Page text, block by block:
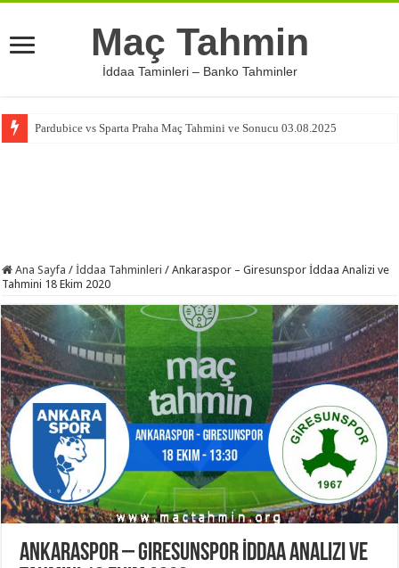
Maç Tahmin
İddaa Taminleri – Banko Tahminler
Pardubice vs Sparta Praha Maç Tahmini ve Sonucu 03.08.2025
Ana Sayfa / İddaa Tahminleri / Ankaraspor – Giresunspor İddaa Analizi ve
Tahmini 18 Ekim 2020
Ankaraspor – Giresunspor İddaa Analizi ve